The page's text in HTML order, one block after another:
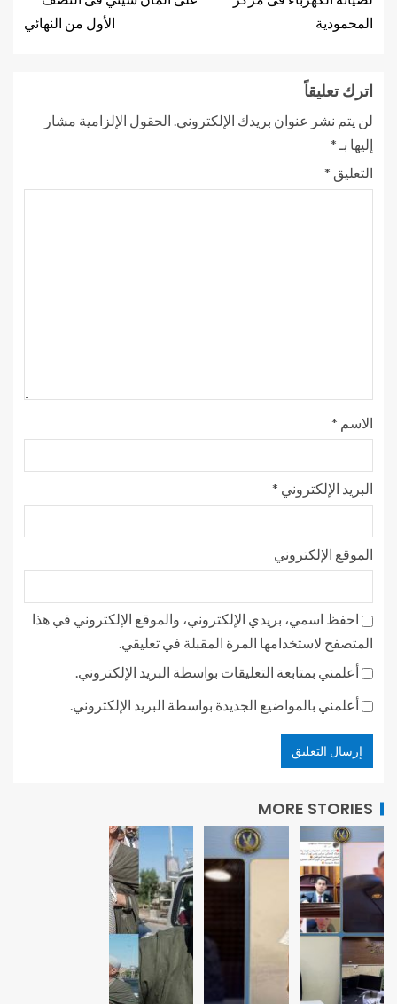
المحمودية
الأول من النهائي
اترك تعليقاً
لن يتم نشر عنوان بريدك الإلكتروني. الحقول الإلزامية مشار
إليها بـ *
التعليق *
الاسم *
البريد الإلكتروني *
الموقع الإلكتروني
احفظ اسمي، بريدي الإلكتروني، والموقع الإلكتروني في هذا
المتصفح لاستخدامها المرة المقبلة في تعليقي.
أعلمني بمتابعة التعليقات بواسطة البريد الإلكتروني.
أعلمني بالمواضيع الجديدة بواسطة البريد الإلكتروني.
MORE STORIES